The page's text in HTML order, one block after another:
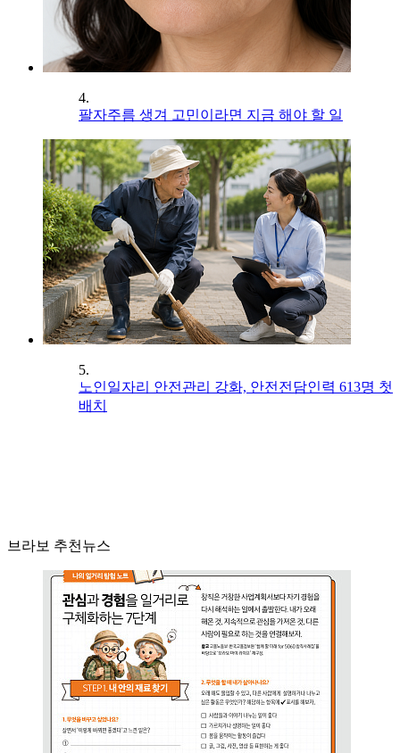
4.
팔자주름 생겨 고민이라면 지금 해야 할 일
5.
노인일자리 안전관리 강화, 안전전담인력 613명 첫
배치
브라보 추천뉴스